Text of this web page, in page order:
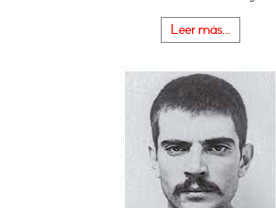
Leer más...